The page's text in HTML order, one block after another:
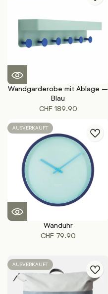
Wandgarderobe mit Ablage –
Blau
CHF189.90
AUSVERKAUFT
Wanduhr
CHF79.90
AUSVERKAUFT